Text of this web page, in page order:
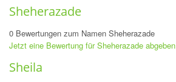
Sheherazade
0 Bewertungen zum Namen Sheherazade
Jetzt eine Bewertung für Sheherazade abgeben
Sheila